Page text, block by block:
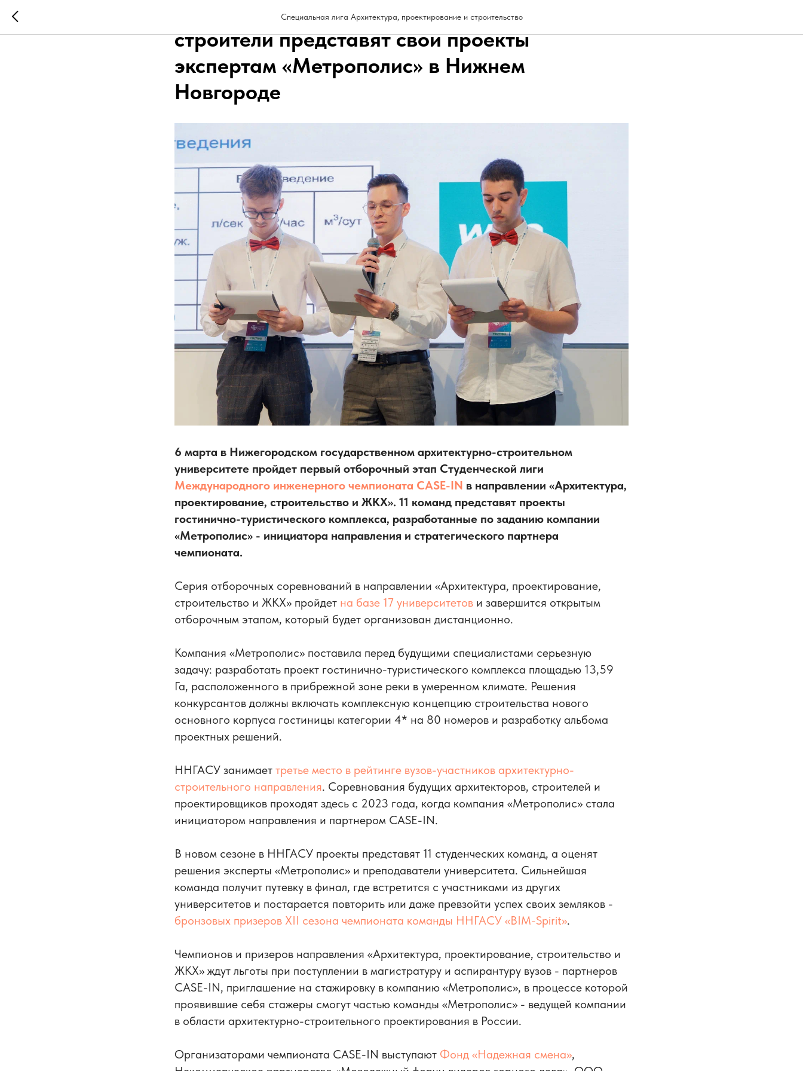
Специальная лига Архитектура, проектирование и строительство
Будущие архитекторы, проектировщики и
строители представят свои проекты
экспертам «Метрополис» в Нижнем
Новгороде
6 марта в Нижегородском государственном архитектурно-строительном
университете пройдет первый отборочный этап Студенческой лиги
Международного инженерного чемпионата CASE-IN в направлении «Архитектура,
проектирование, строительство и ЖКХ». 11 команд представят проекты
гостинично-туристического комплекса, разработанные по заданию компании
«Метрополис» - инициатора направления и стратегического партнера
чемпионата.
Серия отборочных соревнований в направлении «Архитектура, проектирование,
строительство и ЖКХ» пройдет на базе 17 университетов и завершится открытым
отборочным этапом, который будет организован дистанционно.
Компания «Метрополис» поставила перед будущими специалистами серьезную
задачу: разработать проект гостинично-туристического комплекса площадью 13,59
Га, расположенного в прибрежной зоне реки в умеренном климате. Решения
конкурсантов должны включать комплексную концепцию строительства нового
основного корпуса гостиницы категории 4* на 80 номеров и разработку альбома
проектных решений.
ННГАСУ занимает третье место в рейтинге вузов-участников архитектурно-
строительного направления. Соревнования будущих архитекторов, строителей и
проектировщиков проходят здесь с 2023 года, когда компания «Метрополис» стала
инициатором направления и партнером CASE-IN.
В новом сезоне в ННГАСУ проекты представят 11 студенческих команд, а оценят
решения эксперты «Метрополис» и преподаватели университета. Сильнейшая
команда получит путевку в финал, где встретится с участниками из других
университетов и постарается повторить или даже превзойти успех своих земляков -
бронзовых призеров XII сезона чемпионата команды ННГАСУ «‎BIM-Spirit».
Чемпионов и призеров направления «Архитектура, проектирование, строительство и
ЖКХ» ждут льготы при поступлении в магистратуру и аспирантуру вузов - партнеров
CASE-IN, приглашение на стажировку в компанию «Метрополис», в процессе которой
проявившие себя стажеры смогут частью команды «Метрополис» - ведущей компании
в области архитектурно-строительного проектирования в России.
Организаторами чемпионата CASE-IN выступают Фонд «Надежная смена»,